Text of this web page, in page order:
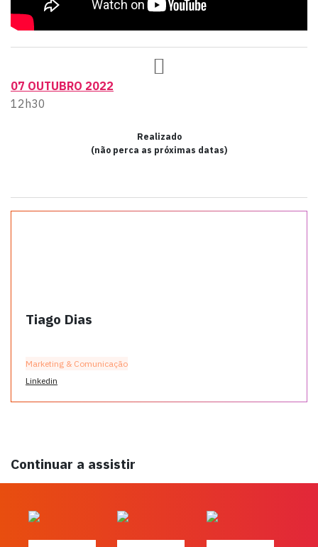
07 OUTUBRO 2022
12h30
Realizado
(não perca as próximas datas)
Tiago Dias
Marketing & Comunicação
Linkedin
Continuar a assistir